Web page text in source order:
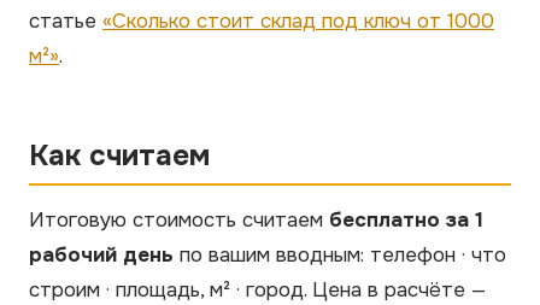
статье «Сколько стоит склад под ключ от 1000
м²».
Как считаем
Итоговую стоимость считаем бесплатно за 1
рабочий день по вашим вводным: телефон · что
строим · площадь, м² · город. Цена в расчёте —